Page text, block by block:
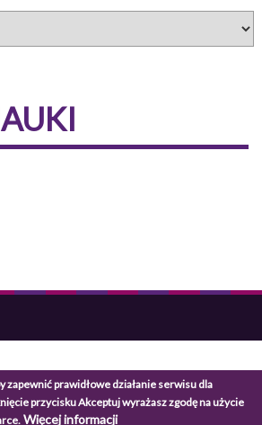
zapewnić prawidłowe działanie serwisu dla
przycisku Akceptuj wyrażasz zgodę na użycie
Więcej informacji